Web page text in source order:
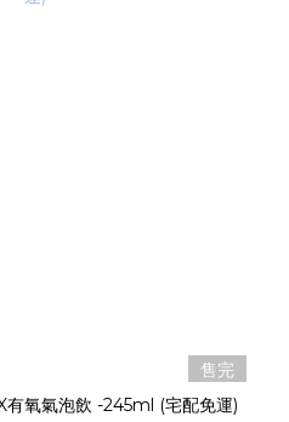
售完
有氧氣泡飲 -245ml (宅配免運)